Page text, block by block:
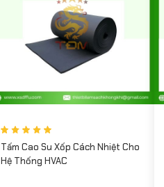
Tấm Cao Su Xốp Cách Nhiệt Cho
Hệ Thống HVAC